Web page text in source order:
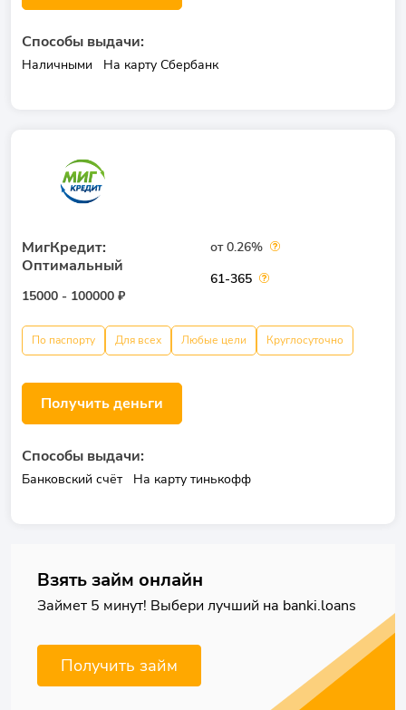
Способы выдачи:
Наличными На карту Сбербанк
МигКредит:
Оптимальный
15000 - 100000 ₽
от 0.26%
61-365
По паспорту Для всех Любые цели Круглосуточно
Получить деньги
Способы выдачи:
Банковский счёт На карту тинькофф
Взять займ онлайн
Займет 5 минут! Выбери лучший на banki.loans
Получить займ